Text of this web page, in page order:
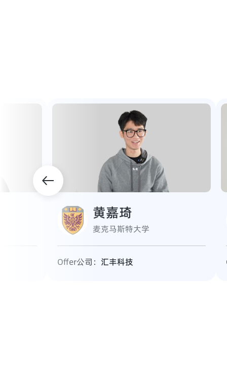
黄嘉琦
麦克马斯特大学
Offer公司： 汇丰科技